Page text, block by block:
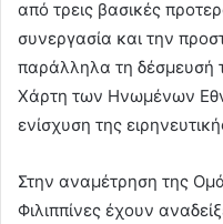
από τρεις βασικές
συνεργασία και την
παράλληλα τη δέσμευσή
Χάρτη των Ηνωμένων
ενίσχυση της
Στην αναμέτρηση της
Φιλιππίνες έχουν